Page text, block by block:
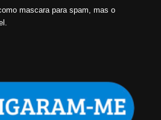
mascara para spam, mas o